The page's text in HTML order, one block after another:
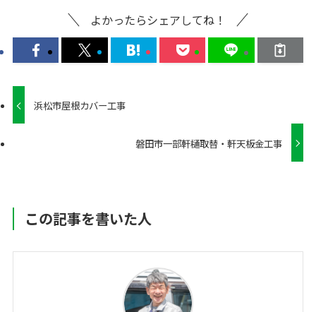
よかったらシェアしてね！
浜松市屋根カバー工事
磐田市一部軒樋取替・軒天板金工事
この記事を書いた人